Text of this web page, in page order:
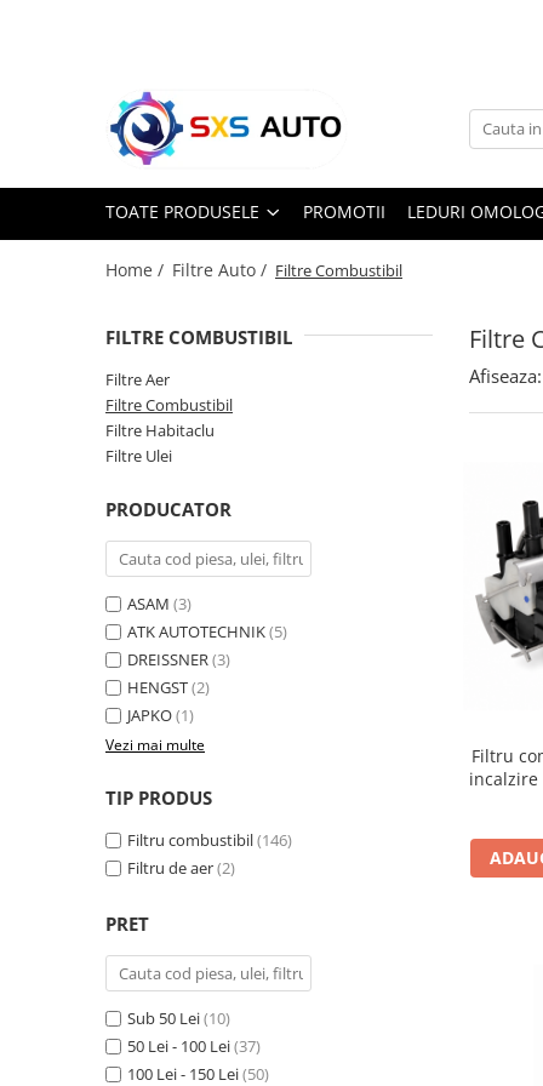
Uleiuri si Lichide
Ulei Motor Original și Aftermarket
- 0W20, 5W30, 5W40 - SXS Auto
Aditivi Auto
Lichid de Frana
Lichid de Parbriz
Ulei Cutie de Viteze
Ulei Servodirectie
Uleiuri Hidraulice
Vaselina si Lubrifianti Auto
TOATE PRODUSELE PROMOTII LEDURI
Home / Filtre Auto / Filtre Combustibil
Filtre
FILTRE COMBUSTIBIL
Filtre Aer
Filtre Combustibil
Filtre Habitaclu
Filtre Ulei
PRODUCATOR
ASAM (3)
ATK AUTOTECHNIK(5)
DREISSNER(3)
HENGST(2)
JAPKO(1)
Vezi mai multe
TIP PRODUS
Filtru combustibil(146)
Filtru de aer(2)
PRET
Sub 50 Lei(10)
50 Lei - 100 Lei(37)
100 Lei - 150 Lei(50)
Afiseaza:
Filtru